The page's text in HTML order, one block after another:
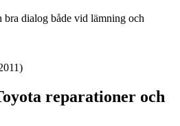
bra dialog både vid lämning och
reparationer och